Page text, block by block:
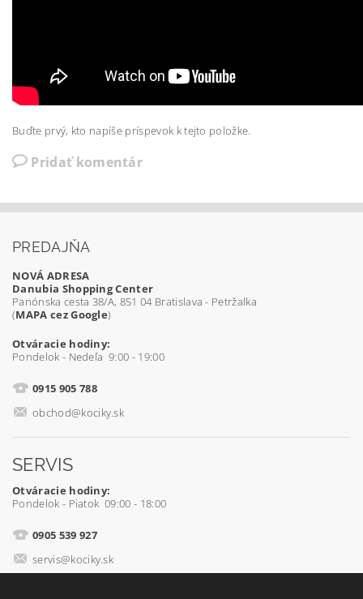
Buďte prvý, kto napíše príspevok k tejto položke.
Pridať komentár
PREDAJŇA
NOVÁ ADRESA
Danubia Shopping Center
Panónska cesta 38/A, 851 04 Bratislava - Petržalka
(MAPA cez Google)
Otváracie hodiny:
Pondelok - Nedeľa 9:00 - 19:00
0915 905 788
obchod@kociky.sk
SERVIS
Otváracie hodiny:
Pondelok - Piatok 09:00 - 18:00
0905 539 927
servis@kociky.sk